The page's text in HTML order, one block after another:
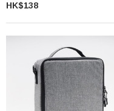
HK$138